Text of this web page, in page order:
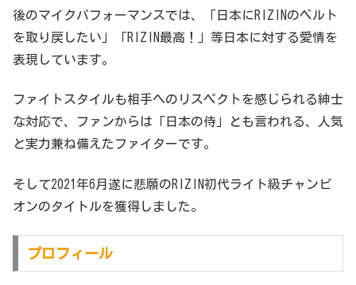
後のマイクパフォーマンスでは、「日本にRIZINのベルト
を取り戻したい」「RIZIN最高！」等日本に対する愛情を
表現しています。
ファイトスタイルも相手へのリスペクトを感じられる紳士
な対応で、ファンからは「日本の侍」とも言われる、人気
と実力兼ね備えたファイターです。
そして2021年6月遂に悲願のRIZIN初代ライト級チャンピ
オンのタイトルを獲得しました。
プロフィール